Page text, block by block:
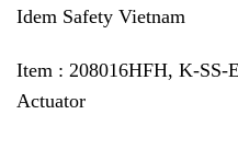
Idem Safety Vietnam
Item : 208016HFH, K-
Actuator